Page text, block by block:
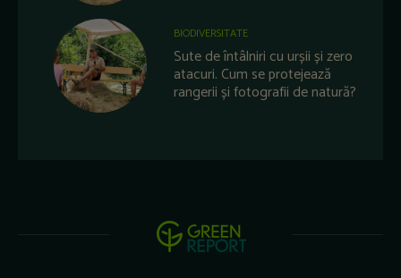
BIODIVERSITATE
Sute de întâlniri cu urșii și zero
atacuri. Cum se protejează
rangerii și fotografii de natură?